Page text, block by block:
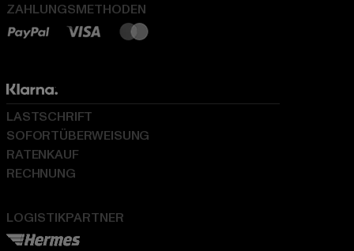
ZAHLUNGSMETHODEN
LOGISTIKPARTNER
LASTSCHRIFT
SOFORTÜBERWEISUNG
RATENKAUF
RECHNUNG